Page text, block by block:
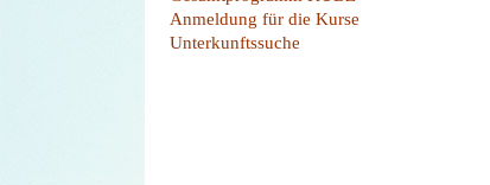
Anmeldung für die Kurse
Unterkunftssuche